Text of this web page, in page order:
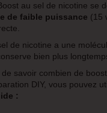
au sel de nicotine se
de faible puissance (15
de nicotine a une
bien plus
de savoir combien de
DIY, vous pouvez
: